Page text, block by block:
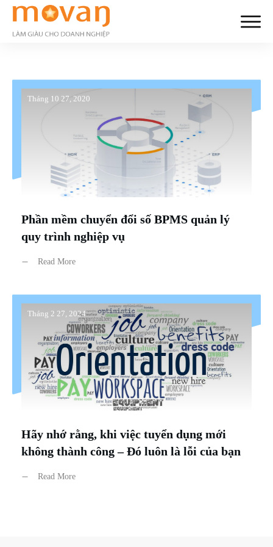
Tháng 10 27, 2020
Phần mềm chuyển đổi số BPMS quản lý
quy trình nghiệp vụ
Read More
Tháng 2 27, 2024
Hãy nhớ rằng, khi việc tuyển dụng mới
không thành công – Đó luôn là lỗi của bạn
Read More